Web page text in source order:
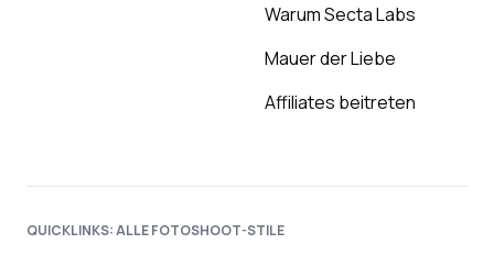
Warum Secta Labs
Mauer der Liebe
Affiliates beitreten
QUICKLINKS: ALLE FOTOSHOOT-STILE